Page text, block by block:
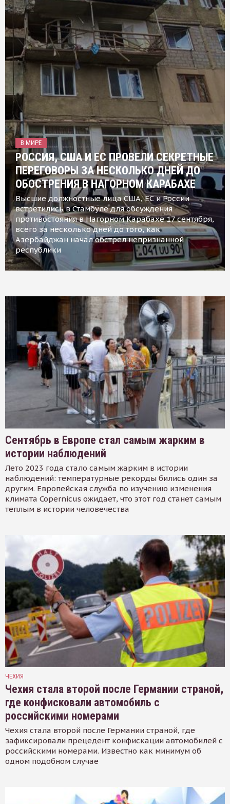
В МИРЕ
РОССИЯ, США И ЕС ПРОВЕЛИ СЕКРЕТНЫЕ
ПЕРЕГОВОРЫ ЗА НЕСКОЛЬКО ДНЕЙ ДО
ОБОСТРЕНИЯ В НАГОРНОМ КАРАБАХЕ
Высшие должностные лица США, ЕС и России
встретились в Стамбуле для обсуждения
противостояния в Нагорном Карабахе 17 сентября,
всего за несколько дней до того, как
Азербайджан начал обстрел непризнанной
республики
Сентябрь в Европе стал самым жарким в
истории наблюдений
Лето 2023 года стало самым жарким в истории
наблюдений: температурные рекорды бились один за
другим. Европейская служба по изучению изменения
климата Copernicus ожидает, что этот год станет самым
тёплым в истории человечества
ЧЕХИЯ
Чехия стала второй после Германии страной,
где конфисковали автомобиль с
российскими номерами
Чехия стала второй после Германии страной, где
зафиксировали прецедент конфискации автомобилей с
российскими номерами. Известно как минимум об
одном подобном случае